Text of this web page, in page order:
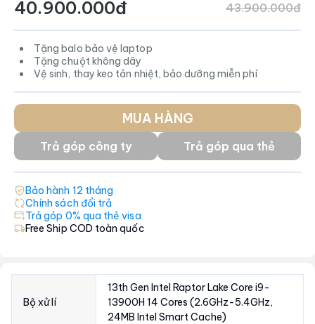
40.900.000đ 43.900.000đ
Tặng balo bảo vệ laptop
Tặng chuột không dây
Vệ sinh, thay keo tản nhiệt, bảo dưỡng miễn phí
MUA HÀNG
Trả góp công ty Trả góp qua thẻ
Bảo hành 12 tháng
Chính sách đổi trả
Trả góp 0% qua thẻ visa
Free Ship COD toàn quốc
Bộ xử lí
13th Gen Intel Raptor Lake Core i9-
13900H 14 Cores (2.6GHz-5.4GHz,
24MB Intel Smart Cache)